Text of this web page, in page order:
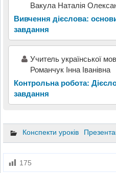
Вакула Наталія
Вивчення дієслова:
завдання
Учитель української
Романчук Інна Іванівна
Контрольна робота:
завдання
Конспекти уроків
175